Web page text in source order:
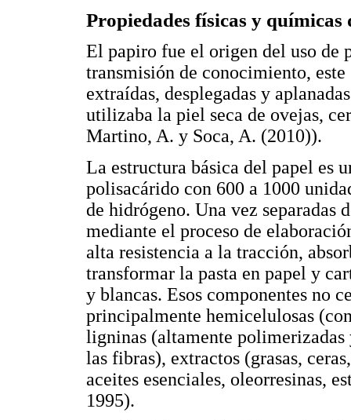
Propiedades físicas y químicas
El papiro fue el origen del uso
transmisión de conocimiento,
extraídas, desplegadas y
utilizaba la piel seca de ovejas,
Martino, A. y Soca, A. (2010)).
La estructura básica del papel es
polisacárido con 600 a 1000
de hidrógeno. Una vez separadas
mediante el proceso de
alta resistencia a la tracción,
transformar la pasta en papel y
y blancas. Esos componentes no
principalmente hemicelulosas
ligninas (altamente
las fibras), extractos (grasas,
aceites esenciales, oleorresinas,
1995).